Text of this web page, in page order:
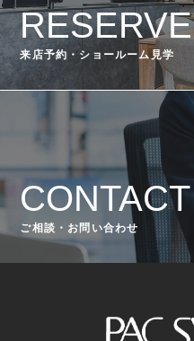
RESERVE
来店予約・ショールーム見学
CONTACT
ご相談・お問い合わせ